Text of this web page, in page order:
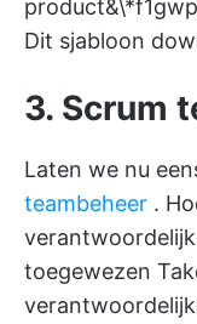
Dit sjabloon
3. Scrum
Laten we nu
teambeheer .
toegewezen